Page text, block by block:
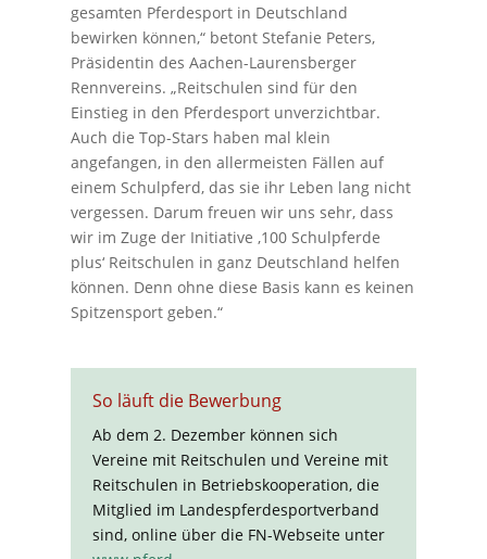
gesamten Pferdesport in Deutschland
bewirken können,“ betont Stefanie Peters,
Präsidentin des Aachen-Laurensberger
Rennvereins. „Reitschulen sind für den
Einstieg in den Pferdesport unverzichtbar.
Auch die Top-Stars haben mal klein
angefangen, in den allermeisten Fällen auf
einem Schulpferd, das sie ihr Leben lang nicht
vergessen. Darum freuen wir uns sehr, dass
wir im Zuge der Initiative ‚100 Schulpferde
plus‘ Reitschulen in ganz Deutschland helfen
können. Denn ohne diese Basis kann es keinen
Spitzensport geben.“
So läuft die Bewerbung
Ab dem 2. Dezember können sich
Vereine mit Reitschulen und Vereine mit
Reitschulen in Betriebskooperation, die
Mitglied im Landespferdesportverband
sind, online über die FN-Webseite unter